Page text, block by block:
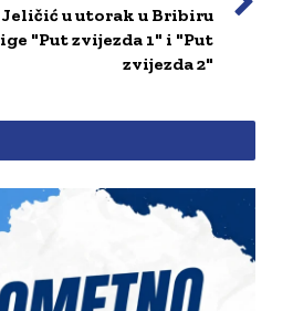
u utorak u Bribiru
"Put zvijezda 1" i "Put
zvijezda 2"